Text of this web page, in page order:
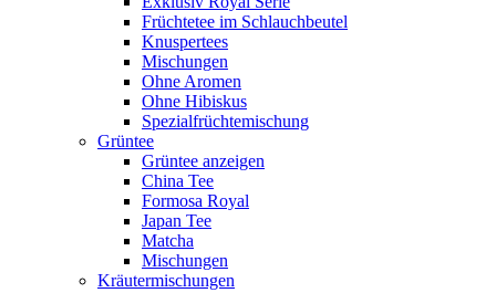
Früchtetee im Schlauchbeutel
Knuspertees
Mischungen
Ohne Aromen
Ohne Hibiskus
Spezialfrüchtemischung
Grüntee
Grüntee anzeigen
China Tee
Formosa Royal
Japan Tee
Matcha
Mischungen
Kräutermischungen